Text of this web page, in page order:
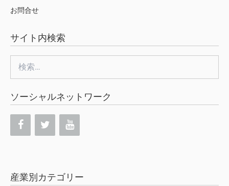
お問合せ
サイト内検索
索:
ソーシャルネットワーク
産業別カテゴリー